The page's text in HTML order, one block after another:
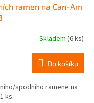
ramen na Can-Am
Skladem (6 ks)
Do košíku
spodního ramene na
ks.